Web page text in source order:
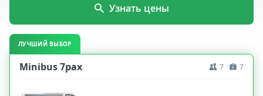
Узнать цены
ЛУЧШИЙ ВЫБОР
Minibus 7pax 7 7